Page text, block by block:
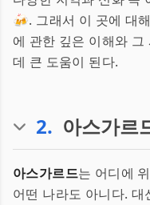
🍻. 그래서 이 곳에 대
에 관한 깊은 이해와
데 큰 도움이 된다.
2. 아스가르
아스가르드는 어디에
어떤 나라도 아니다.